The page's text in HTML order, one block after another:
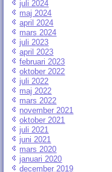
juli 2024
maj 2024
april 2024
mars 2024
juli 2023
april 2023
februari 2023
oktober 2022
juli 2022
maj 2022
mars 2022
november 2021
oktober 2021
juli 2021
juni 2021
mars 2020
januari 2020
december 2019